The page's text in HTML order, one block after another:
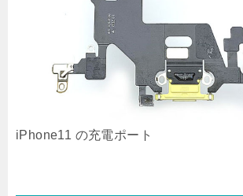
iPhone11 の充電ポート